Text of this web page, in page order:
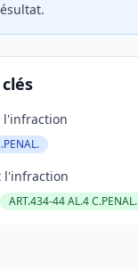
l'infraction
l'infraction
ART.434-44 AL.4 C.PENAL.